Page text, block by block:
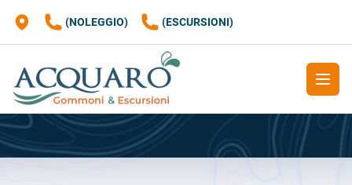
(NOLEGGIO) (ESCURSIONI)
APRI